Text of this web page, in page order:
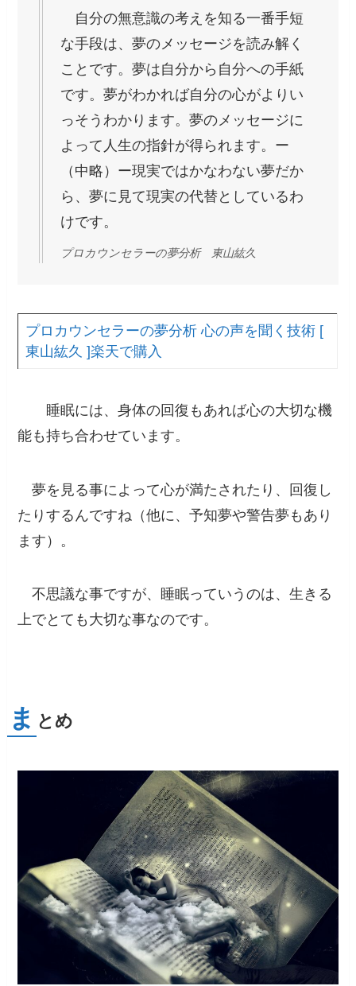
自分の無意識の考えを知る一番手短
な手段は、夢のメッセージを読み解く
ことです。夢は自分から自分への手紙
です。夢がわかれば自分の心がよりい
っそうわかります。夢のメッセージに
よって人生の指針が得られます。ー
（中略）ー現実ではかなわない夢だか
ら、夢に見て現実の代替としているわ
けです。
プロカウンセラーの夢分析 東山紘久
プロカウンセラーの夢分析 心の声を聞く技術 [
東山紘久 ]楽天で購入
睡眠には、身体の回復もあれば心の大切な機
能も持ち合わせています。
夢を見る事によって心が満たされたり、回復し
たりする んですね（他に、予知夢や警告夢もあり
ます）。
不思議な事ですが、 睡眠っていうのは、生きる
上でとても大切な事なのです。
ま とめ